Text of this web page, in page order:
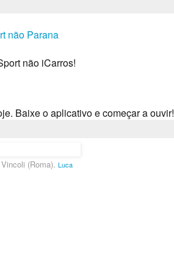
não Parana
não iCarros!
Baixe o aplicativo e começar a ouvir!
(Roma). Luca